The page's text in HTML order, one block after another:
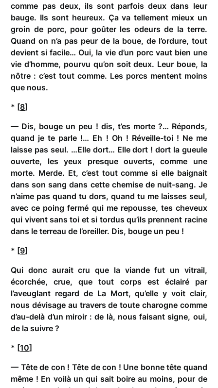
comme pas deux, ils sont parfois deux dans leur
bauge. Ils sont heureux. Ça va tellement mieux un
groin de porc, pour goûter les odeurs de la terre.
Quand on n’a pas peur de la boue, de l’ordure, tout
devient si facile… Oui, la vie d’un porc vaut bien une
vie d’homme, pourvu qu’on soit deux. Leur boue, la
nôtre : c’est tout comme. Les porcs mentent moins
que nous.
* [8]
— Dis, bouge un peu ! dis, t’es morte ?… Réponds,
quand je te parle !… Eh ! Oh ! Réveille-toi ! Ne me
laisse pas seul. …Elle dort… Elle dort ! dort la gueule
ouverte, les yeux presque ouverts, comme une
morte. Merde. Et, c’est tout comme si elle baignait
dans son sang dans cette chemise de nuit-sang. Je
n’aime pas quand tu dors, quand tu me laisses seul,
avec ce poing fermé qui me repousse, tes cheveux
qui vivent sans toi et si tordus qu’ils prennent racine
dans le terreau de l’oreiller. Dis, bouge un peu !
* [9]
Qui donc aurait cru que la viande fut un vitrail,
écorchée, crue, que tout corps est éclairé par
l’aveuglant regard de La Mort, qu’elle y voit clair,
nous dévisage au travers de toute charogne comme
d’au-delà d’un miroir : de là, nous faisant signe, oui,
de la suivre ?
* [10]
— Tête de con ! Tête de con ! Une bonne tête quand
même ! En voilà un qui sait boire au moins, pour de